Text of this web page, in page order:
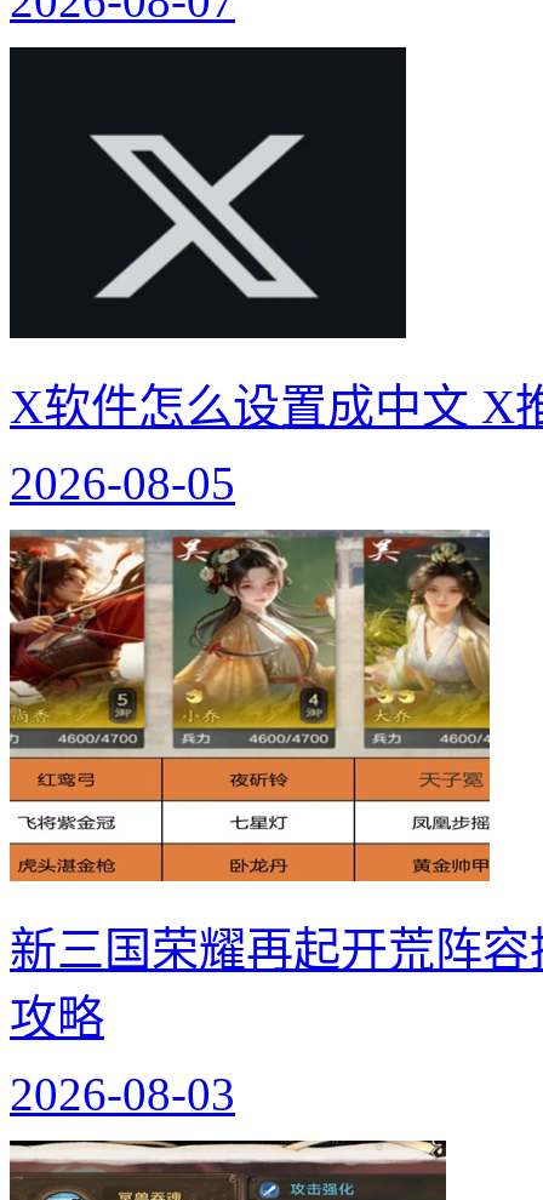
X软件怎么设置成中文 X
2026-08-05
新三国荣耀再起开荒阵
攻略
2026-08-03